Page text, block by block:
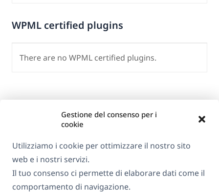
Gestione del consenso per i
cookie
Utilizziamo i cookie per ottimizzare il nostro sito
web e i nostri servizi.
Il tuo consenso ci permette di elaborare dati come il
comportamento di navigazione.
WPML certified plugins
There are no WPML certified plugins.
GDPR e Informativa sulla Privacy